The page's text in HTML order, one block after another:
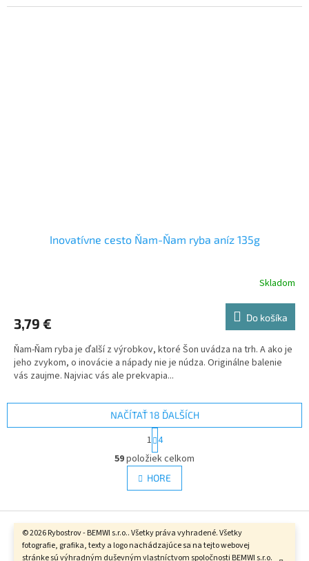
© 2026 Rybostrov - BEMWI s.r.o.. Všetky práva vyhradené. Všetky
fotografie, grafika, texty a logo nachádzajúce sa na tejto webovej
stránke sú výhradným duševným vlastníctvom spoločnosti BEMWI s.r.o.
Inovatívne cesto Ňam-Ňam ryba aníz 135g
Skladom
3,79 € Do košíka
Ňam-Ňam ryba je ďalší z výrobkov, ktoré Šon uvádza na trh. A ako je
jeho zvykom, o inovácie a nápady nie je núdza. Originálne balenie
vás zaujme. Najviac vás ale prekvapia...
O
v
l
á
c
i
e
NAČÍTAŤ 18 ĎALŠÍCH
t
r
á
n
k
v
a
n
i
1 4
59položiek celkom
HORE
Vytvoril Shoptet